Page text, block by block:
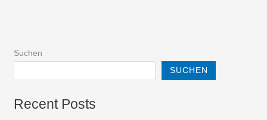
Suchen
SUCHEN
Recent Posts